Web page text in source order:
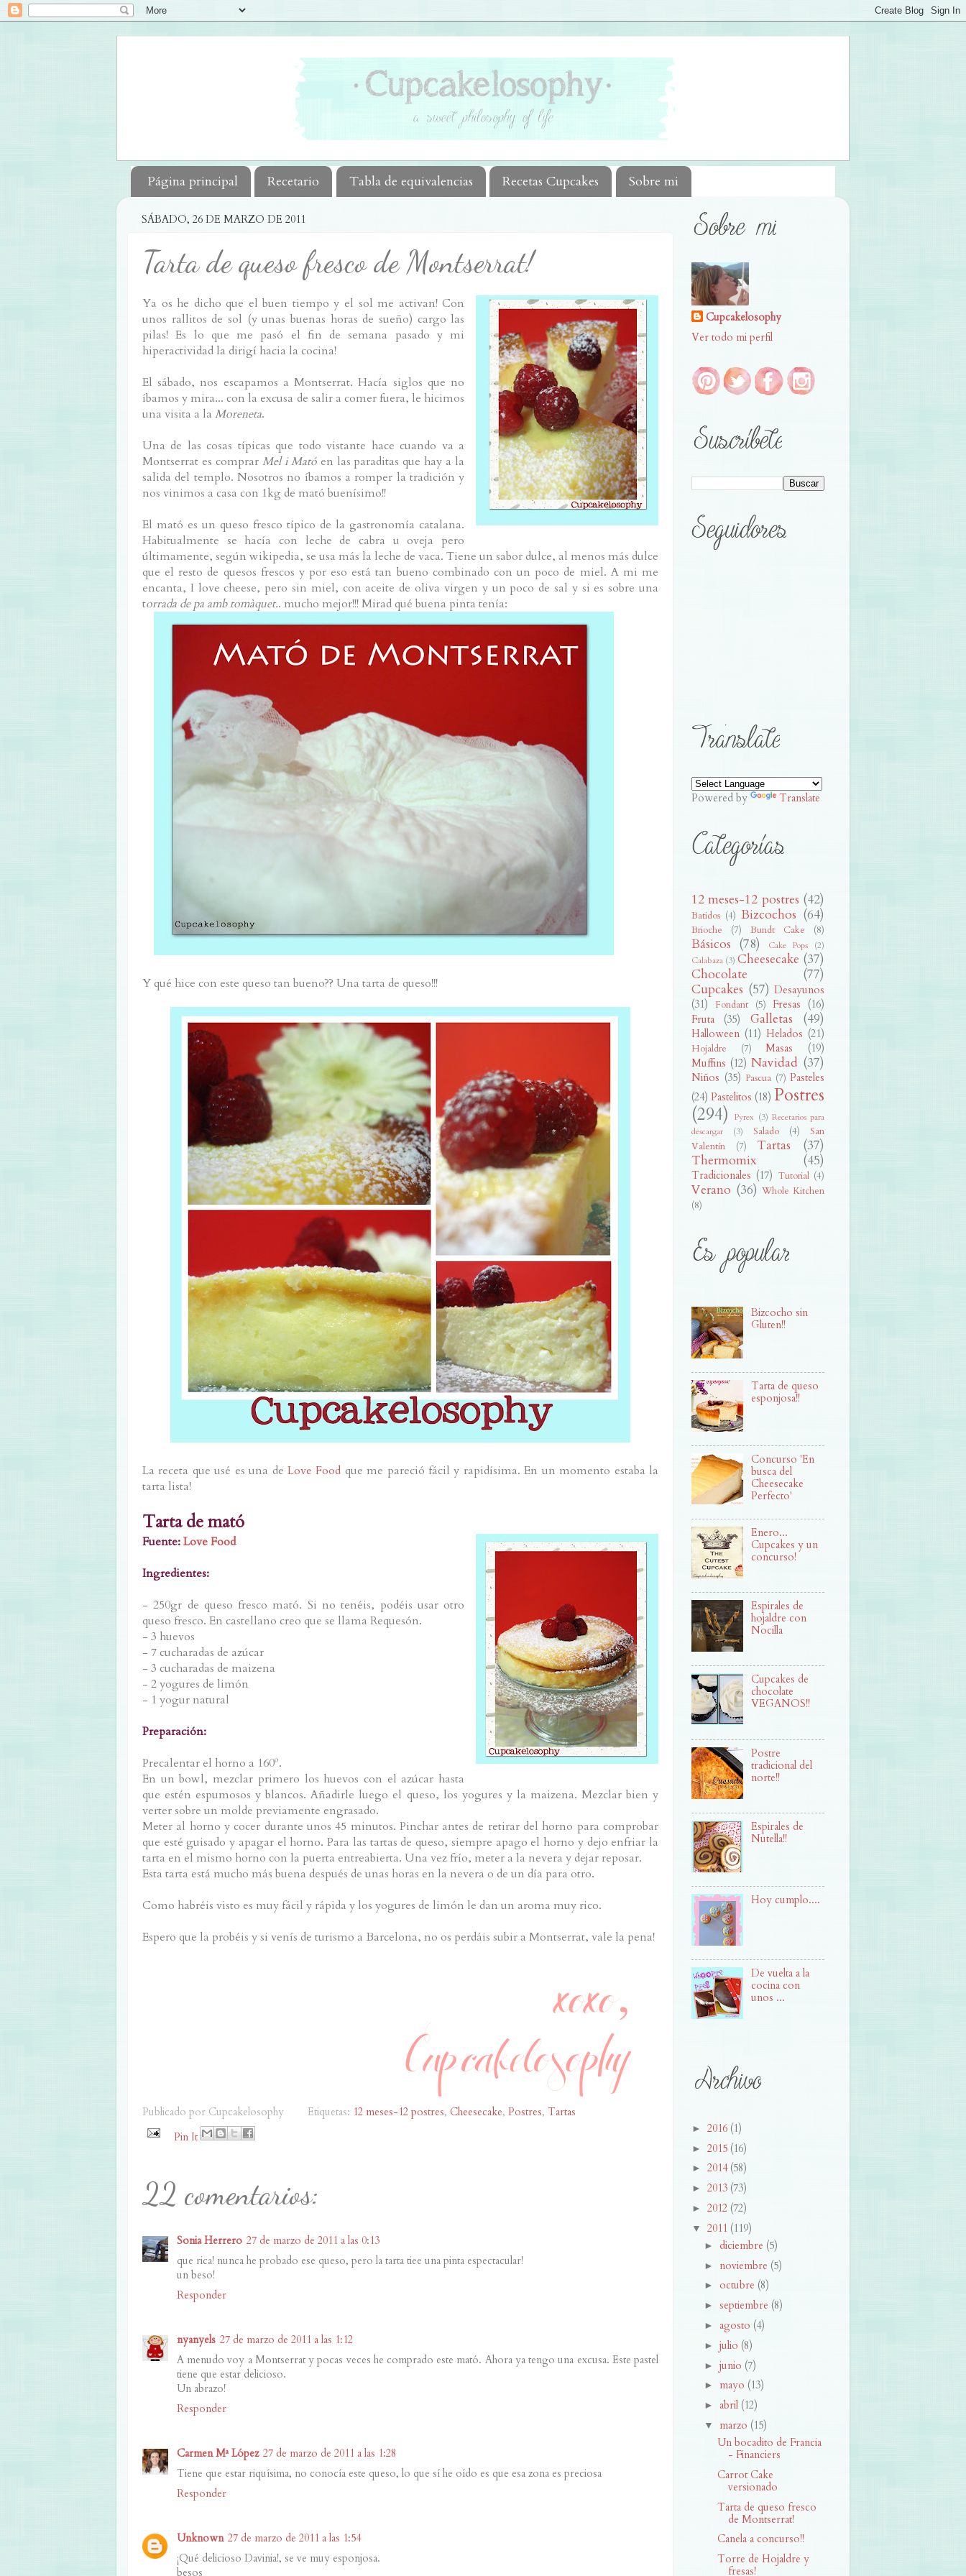
Página principal Recetario Tabla de equivalencias Recetas Cupcakes Sobre mi
SÁBADO, 26 DE MARZO DE 2011
Tarta de queso fresco de Montserrat!
Ya os he dicho que el buen tiempo y el sol me activan! Con
unos rallitos de sol (y unas buenas horas de sueño) cargo las
pilas! Es lo que me pasó el fin de semana pasado y mi
hiperactividad la dirigí hacia la cocina!
El sábado, nos escapamos a Montserrat. Hacía siglos que no
íbamos y mira... con la excusa de salir a comer fuera, le hicimos
una visita a la Moreneta.
Una de las cosas típicas que todo vistante hace cuando va a
Montserrat es comprar Mel i Matóen las paraditas que hay a la
salida del templo. Nosotros no íbamos a romper la tradición y
nos vinimos a casa con 1kg de mató buenísimo!!
El mató es un queso fresco típico de la gastronomía catalana.
Habitualmente se hacía con leche de cabra u oveja pero
últimamente, según wikipedia, se usa más la leche de vaca. Tiene un sabor dulce, al menos más dulce
que el resto de quesos frescos y por eso está tan bueno combinado con un poco de miel. A mi me
encanta, I love cheese, pero sin miel, con aceite de oliva virgen y un poco de sal y si es sobre una
torrada de pa amb tomàquet.. mucho mejor!!! Mirad qué buena pinta tenía:
Y qué hice con este queso tan bueno?? Una tarta de queso!!!
La receta que usé es una de Love Food que me pareció fácil y rapidísima. En un momento estaba la
tarta lista!
Tarta de mató
Fuente:Love Food
Ingredientes:
- 250gr de queso fresco mató. Si no tenéis, podéis usar otro
queso fresco. En castellano creo que se llama Requesón.
- 3 huevos
- 7 cucharadas de azúcar
- 3 cucharadas de maizena
- 2 yogures de limón
- 1 yogur natural
Preparación:
Precalentar el horno a 160º.
En un bowl, mezclar primero los huevos con el azúcar hasta
que estén espumosos y blancos. Añadirle luego el queso, los yogures y la maizena. Mezclar bien y
verter sobre un molde previamente engrasado.
Meter al horno y cocer durante unos 45 minutos. Pinchar antes de retirar del horno para comprobar
que esté guisado y apagar el horno. Para las tartas de queso, siempre apago el horno y dejo enfriar la
tarta en el mismo horno con la puerta entreabierta. Una vez frío, meter a la nevera y dejar reposar.
Esta tarta está mucho más buena después de unas horas en la nevera o de un día para otro.
Como habréis visto es muy fácil y rápida y los yogures de limón le dan un aroma muy rico.
Espero que la probéis y si venís de turismo a Barcelona, no os perdáis subir a Montserrat, vale la pena!
Publicado por Cupcakelosophy Etiquetas: 12 meses-12 postres, Cheesecake, Postres, Tartas
Pin It
22 comentarios:
Sonia Herrero 27 de marzo de 2011 a las 0:13
que rica! nunca he probado ese queso, pero la tarta tiee una pinta espectacular!
un beso!
Responder
nyanyels 27 de marzo de 2011 a las 1:12
A menudo voy a Montserrat y pocas veces he comprado este mató. Ahora ya tengo una excusa. Este pastel
tiene que estar delicioso.
Un abrazo!
Responder
Carmen Mª López 27 de marzo de 2011 a las 1:28
Tiene que estar riquísima, no conocía este queso, lo que sí he oído es que esa zona es preciosa
Responder
Unknown 27 de marzo de 2011 a las 1:54
¡Qué delicioso Davinia!, se ve muy esponjosa.
besos
Cupcakelosophy
Ver todo mi perfil
Powered by Translate
12 meses-12 postres (42)
Batidos (4) Bizcochos (64)
Brioche (7) Bundt Cake (8)
Básicos (78) Cake Pops
(2)
Calabaza (3) Cheesecake (37)
Chocolate
(77)
Cupcakes (57) Desayunos
(31)
Fondant (5) Fresas
(16)
Fruta
(35) Galletas (49)
Halloween (11) Helados (21)
Hojaldre (7) Masas
(19)
Muffins (12) Navidad (37)
Niños (35) Pascua (7) Pasteles
(24) Pastelitos (18) Postres
(294)
Pyrex (3) Recetarios para
descargar
(3) Salado (4)
San
Valentín
(7) Tartas
(37)
Thermomix
(45)
Tradicionales (17) Tutorial (4)
Verano (36) Whole Kitchen
(8)
Bizcocho sin
Gluten!!
Tarta de queso
esponjosa!!
Concurso 'En
busca del
Cheesecake
Perfecto'
Enero...
Cupcakes y un
concurso!
Espirales de
hojaldre con
Nocilla
Cupcakes de
chocolate
VEGANOS!!
Postre
tradicional del
norte!!
Espirales de
Nutella!!
Hoy cumplo....
De vuelta a la
cocina con
unos ...
► 2016 (1)
► 2015 (16)
► 2014 (58)
► 2013 (73)
► 2012 (72)
▼ 2011 (119)
►diciembre (5)
► noviembre (5)
►octubre (8)
►septiembre (8)
►agosto (4)
►julio (8)
►junio (7)
► mayo (13)
►abril (12)
▼ marzo (15)
Un bocadito de Francia
- Financiers
Carrot Cake
versionado
Tarta de queso fresco
de Montserrat!
Canela a concurso!!
Torre de Hojaldre y
fresas!